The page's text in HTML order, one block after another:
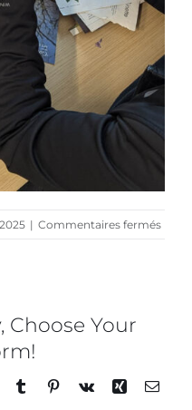
| Commentaires ferméssur
Choose Your
TumblrPinterest
Vk Xing Email